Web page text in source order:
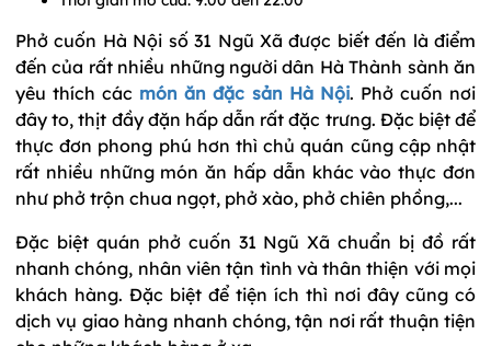
Phở cuốn Hà Nội số 31 Ngũ Xã được biết đến là điểm
đến của rất nhiều những người dân Hà Thành sành ăn
yêu thích các món ăn đặc sản Hà Nội. Phở cuốn nơi
đây to, thịt đầy đặn hấp dẫn rất đặc trưng. Đặc biệt để
thực đơn phong phú hơn thì chủ quán cũng cập nhật
rất nhiều những món ăn hấp dẫn khác vào thực đơn
như phở trộn chua ngọt, phở xào, phở chiên phồng,...
Đặc biệt quán phở cuốn 31 Ngũ Xã chuẩn bị đồ rất
nhanh chóng, nhân viên tận tình và thân thiện với mọi
khách hàng. Đặc biệt để tiện ích thì nơi đây cũng có
dịch vụ giao hàng nhanh chóng, tận nơi rất thuận tiện